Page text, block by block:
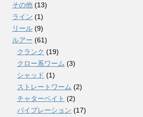
その他 (13)
ライン (1)
リール (9)
ルアー (61)
クランク (19)
クロー系ワーム (3)
シャッド (1)
ストレートワーム (2)
チャターベイト (2)
バイブレーション (17)